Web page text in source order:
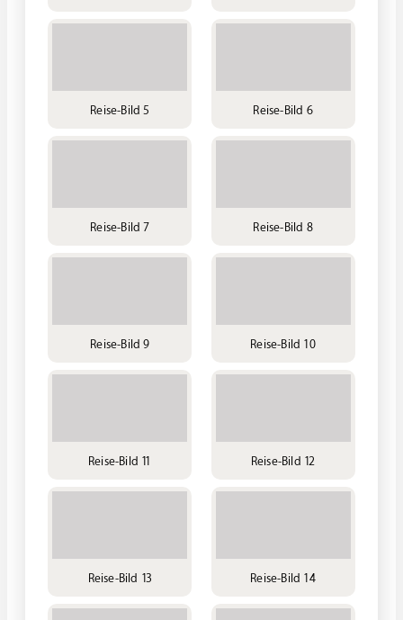
Reise-Bild 5 Reise-Bild 6
Reise-Bild 7 Reise-Bild 8
Reise-Bild 9 Reise-Bild 10
Reise-Bild 11 Reise-Bild 12
Reise-Bild 13 Reise-Bild 14